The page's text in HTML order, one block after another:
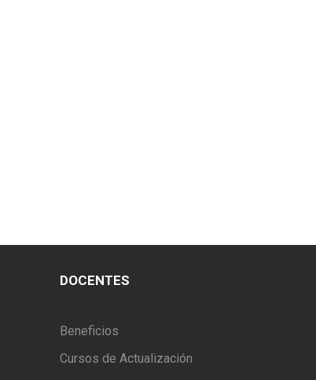
DOCENTES
Beneficios
Cursos de Actualización